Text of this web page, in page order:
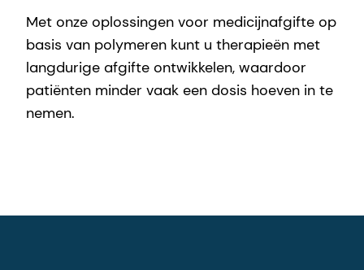
Met onze oplossingen voor medicijnafgifte op
basis van polymeren kunt u therapieën met
langdurige afgifte ontwikkelen, waardoor
patiënten minder vaak een dosis hoeven in te
nemen.